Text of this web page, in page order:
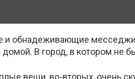
и обнадеживающие
домой. В город, в котором не
вещи, во-вторых, очень